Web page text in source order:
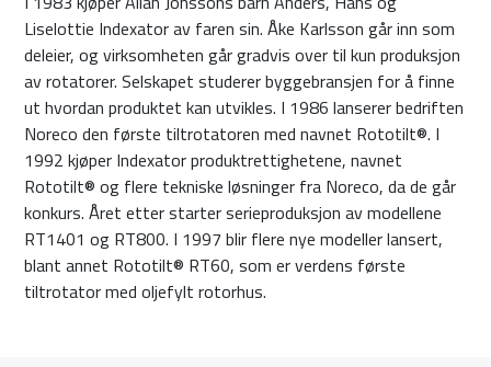
Liselottie Indexator av faren sin. Åke Karlsson går inn som
deleier, og virksomheten går gradvis over til kun produksjon
av rotatorer. Selskapet studerer byggebransjen for å finne
ut hvordan produktet kan utvikles. I 1986 lanserer bedriften
Noreco den første tiltrotatoren med navnet Rototilt®. I
1992 kjøper Indexator produktrettighetene, navnet
Rototilt® og flere tekniske løsninger fra Noreco, da de går
konkurs. Året etter starter serieproduksjon av modellene
RT1401 og RT800. I 1997 blir flere nye modeller lansert,
blant annet Rototilt® RT60, som er verdens første
tiltrotator med oljefylt rotorhus.